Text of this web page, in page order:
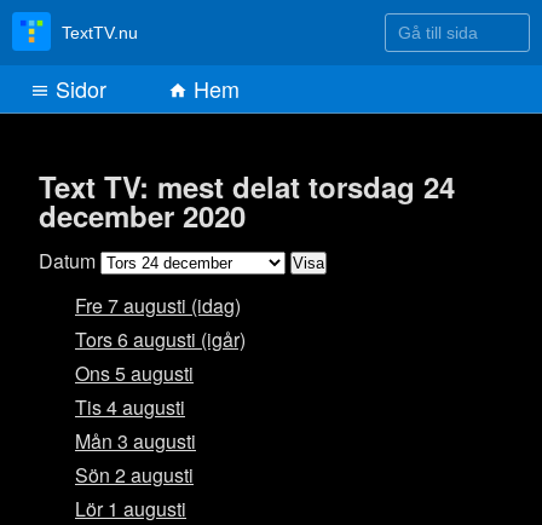
Text TV: mest delat torsdag 24
december 2020
Datum
Fre 7 augusti (idag)
Tors 6 augusti (igår)
Ons 5 augusti
Tis 4 augusti
Mån 3 augusti
Sön 2 augusti
Lör 1 augusti
TextTV.nu Gå till sida
Sidor Hem